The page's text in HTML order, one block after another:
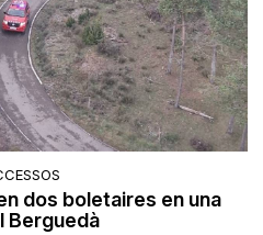
dos boletaires en una
Berguedà